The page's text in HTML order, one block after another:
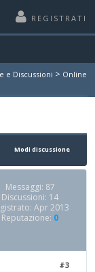
REGISTRATI
e Discussioni > Online
Modi discussione
Messaggi: 87
Discussioni: 14
Apr 2013
Reputazione: 0
#3